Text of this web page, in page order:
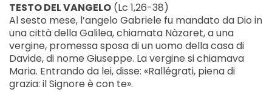
TESTO DEL VANGELO (Lc 1,26-38)
Al sesto mese, l’angelo Gabriele fu mandato da Dio in
una città della Galilea, chiamata Nàzaret, a una
vergine, promessa sposa di un uomo della casa di
Davide, di nome Giuseppe. La vergine si chiamava
Maria. Entrando da lei, disse: «Rallégrati, piena di
grazia: il Signore è con te».